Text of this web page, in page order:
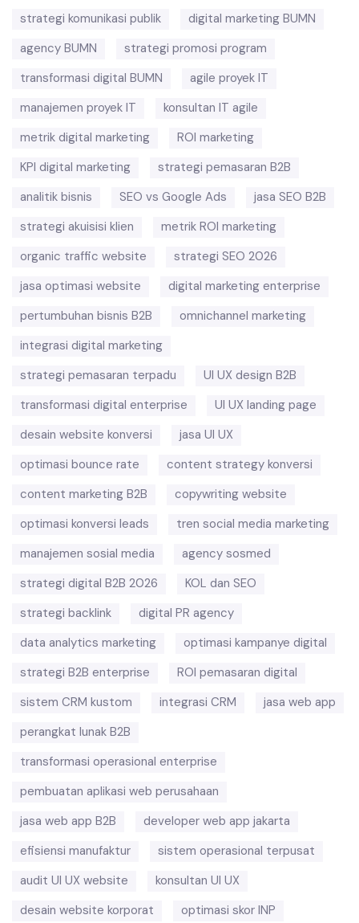
strategi komunikasi publik
digital marketing BUMN
agency BUMN
strategi promosi program
transformasi digital BUMN
agile proyek IT
manajemen proyek IT
konsultan IT agile
metrik digital marketing
ROI marketing
KPI digital marketing
strategi pemasaran B2B
analitik bisnis
SEO vs Google Ads
jasa SEO B2B
strategi akuisisi klien
metrik ROI marketing
organic traffic website
strategi SEO 2026
jasa optimasi website
digital marketing enterprise
pertumbuhan bisnis B2B
omnichannel marketing
integrasi digital marketing
strategi pemasaran terpadu
UI UX design B2B
transformasi digital enterprise
UI UX landing page
desain website konversi
jasa UI UX
optimasi bounce rate
content strategy konversi
content marketing B2B
copywriting website
optimasi konversi leads
tren social media marketing
manajemen sosial media
agency sosmed
strategi digital B2B 2026
KOL dan SEO
strategi backlink
digital PR agency
data analytics marketing
optimasi kampanye digital
strategi B2B enterprise
ROI pemasaran digital
sistem CRM kustom
integrasi CRM
jasa web app
perangkat lunak B2B
transformasi operasional enterprise
pembuatan aplikasi web perusahaan
jasa web app B2B
developer web app jakarta
efisiensi manufaktur
sistem operasional terpusat
audit UI UX website
konsultan UI UX
desain website korporat
optimasi skor INP